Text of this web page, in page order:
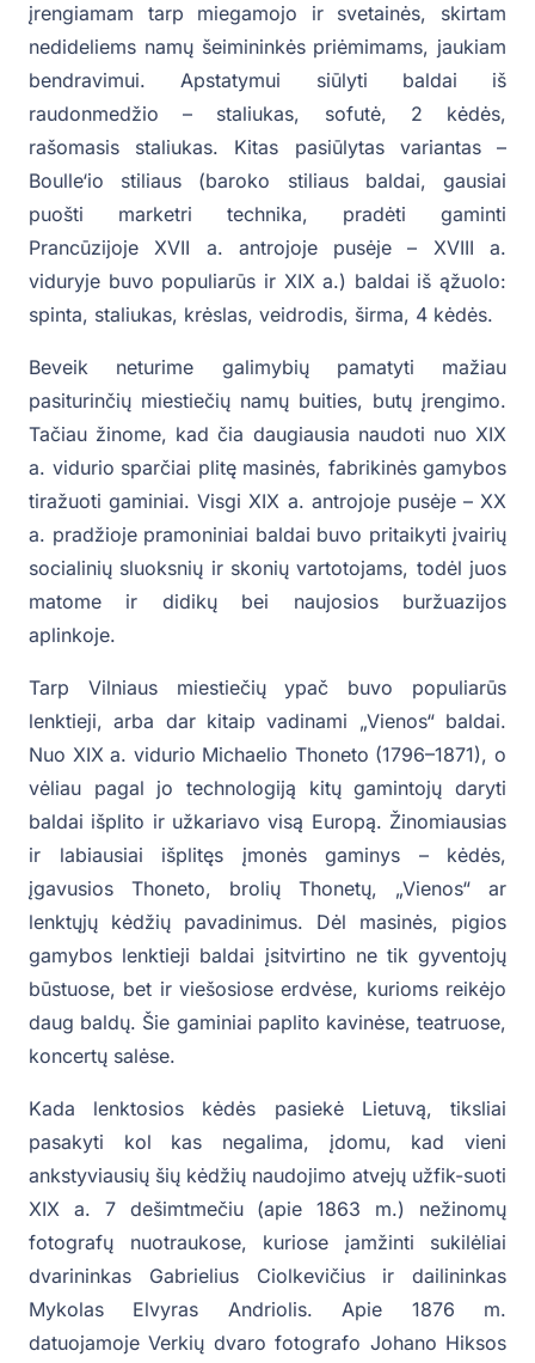
įrengiamam tarp miegamojo ir svetainės, skirtam
nedideliems namų šeimininkės priėmimams, jaukiam
bendravimui. Apstatymui siūlyti baldai iš
raudonmedžio – staliukas, sofutė, 2 kėdės,
rašomasis staliukas. Kitas pasiūlytas variantas –
Boulle‘io stiliaus (baroko stiliaus baldai, gausiai
puošti marketri technika, pradėti gaminti
Prancūzijoje XVII a. antrojoje pusėje – XVIII a.
viduryje buvo populiarūs ir XIX a.) baldai iš ąžuolo:
spinta, staliukas, krėslas, veidrodis, širma, 4 kėdės.
Beveik neturime galimybių pamatyti mažiau
pasiturinčių miestiečių namų buities, butų įrengimo.
Tačiau žinome, kad čia daugiausia naudoti nuo XIX
a. vidurio sparčiai plitę masinės, fabrikinės gamybos
tiražuoti gaminiai. Visgi XIX a. antrojoje pusėje – XX
a. pradžioje pramoniniai baldai buvo pritaikyti įvairių
socialinių sluoksnių ir skonių vartotojams, todėl juos
matome ir didikų bei naujosios buržuazijos
aplinkoje.
Tarp Vilniaus miestiečių ypač buvo populiarūs
lenktieji, arba dar kitaip vadinami „Vienos“ baldai.
Nuo XIX a. vidurio Michaelio Thoneto (1796–1871), o
vėliau pagal jo technologiją kitų gamintojų daryti
baldai išplito ir užkariavo visą Europą. Žinomiausias
ir labiausiai išplitęs įmonės gaminys – kėdės,
įgavusios Thoneto, brolių Thonetų, „Vienos“ ar
lenktųjų kėdžių pavadinimus. Dėl masinės, pigios
gamybos lenktieji baldai įsitvirtino ne tik gyventojų
būstuose, bet ir viešosiose erdvėse, kurioms reikėjo
daug baldų. Šie gaminiai paplito kavinėse, teatruose,
koncertų salėse.
Kada lenktosios kėdės pasiekė Lietuvą, tiksliai
pasakyti kol kas negalima, įdomu, kad vieni
ankstyviausių šių kėdžių naudojimo atvejų užfik-suoti
XIX a. 7 dešimtmečiu (apie 1863 m.) nežinomų
fotografų nuotraukose, kuriose įamžinti sukilėliai
dvarininkas Gabrielius Ciolkevičius ir dailininkas
Mykolas Elvyras Andriolis. Apie 1876 m.
datuojamoje Verkių dvaro fotografo Johano Hiksos